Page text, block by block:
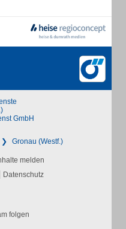
GmbH
Gronau (Westf.)
melden
Datenschutz
folgen